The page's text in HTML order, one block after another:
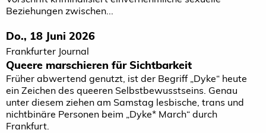
Beziehungen zwischen...
Do., 18 Juni 2026
Frankfurter Journal
Queere marschieren für Sichtbarkeit
Früher abwertend genutzt, ist der Begriff „Dyke“ heute
ein Zeichen des queeren Selbstbewusstseins. Genau
unter diesem ziehen am Samstag lesbische, trans und
nichtbinäre Personen beim „Dyke* March“ durch
Frankfurt.